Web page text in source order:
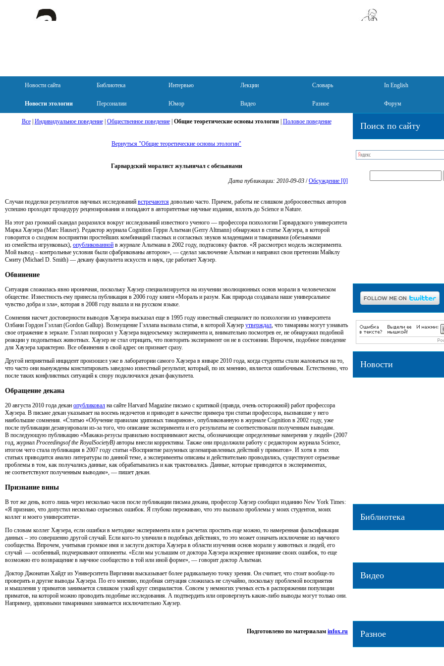
Новости сайта Библиотека Интервью Лекции Словарь In English
Новости этологии Персоналии Юмор Видео Разное Форум
Поиск по сайту
Новости
Библиотека
Видео
Разное
Все| Индивидуальное поведение| Общественное поведение| Общие теоретические основы этологии| Половое поведение
Вернуться "Общие теоретические основы этологии"
Гарвардский моралист жульничал с обезьянами
Дата публикации: 2010-09-03 /Обсуждение [0]
Случаи подделки результатов научных исследований встречаются довольно часто. Причем, работы не слишком добросовестных авторов
успешно проходят процедуру рецензирования и попадают в авторитетные научные издания, вплоть до Science и Nature.
На этот раз громкий скандал разразился вокруг исследований известного ученого — профессора психологии Гарвардского университета
Марка Хаузера (Marc Hauser). Редактор журнала Cognition Герри Альтман (Gerry Altmann) обнаружил в статье Хаузера, в которой
говорится о сходном восприятии простейших комбинаций гласных и согласных звуков младенцами и тамаринами (обезьянами
из семейства игрунковых), опубликованной в журнале Альтмана в 2002 году, подтасовку фактов. «Я рассмотрел модель эксперимента.
Мой вывод – контрольные условия были сфабрикованы автором», — сделал заключение Альтман и направил свои претензии Mайклу
Cмиту (Michael D. Smith) — декану факультета искусств и наук, где работает Хаузер.
Обвинение
Ситуация сложилась явно ироничная, поскольку Хаузер специализируется на изучении эволюционных основ морали в человеческом
обществе. Известность ему принесла публикация в 2006 году книги «Мораль и разум. Как природа создавала наше универсальное
чувство добра и зла», которая в 2008 году вышла и на русском языке.
Сомнения насчет достоверности выводов Хаузера высказал еще в 1995 году известный специалист по психологии из университета
Олбани Гордон Гэллап (Gordon Gallup). Возмущение Гэллапа вызвала статья, в которой Хаузер утверждал, что тамарины могут узнавать
свое отражение в зеркале. Гэллап попросил у Хаузера видеосъемку эксперимента и, внимательно посмотрев ее, не обнаружил подобной
реакции у подопытных животных. Хаузер не стал отрицать, что повторить эксперимент он не в состоянии. Впрочем, подобное поведение
для Хаузера характерно. Все обвинения в свой адрес он признает сразу.
Другой неприятный инцидент произошел уже в лаборатории самого Хаузера в январе 2010 года, когда студенты стали жаловаться на то,
что часто они вынуждены констатировать заведомо известный результат, который, по их мнению, является ошибочным. Естественно, что
после таких конфликтных ситуаций к спору подключился декан факультета.
Обращение декана
20 августа 2010 года декан опубликовал на сайте Harvard Magazine письмо с критикой (правда, очень осторожной) работ профессора
Хаузера. В письме декан указывает на восемь недочетов и приводит в качестве примера три статьи профессора, вызвавшие у него
наибольшие сомнения. «Статью «Обучение правилам эдиповых тамаринов», опубликованную в журнале Cognition в 2002 году, уже
после публикации дезавуировали из-за того, что описание эксперимента и его результаты не соответствовали полученным выводам.
В последующую публикацию «Макаки-резусы правильно воспринимают жесты, обозначающие определенные намерения у людей» (2007
год, журнал Proceedingsof the RoyalSocietyB) авторы внесли коррективы. Также они продолжили работу с редактором журнала Science,
итогом чего стала публикация в 2007 году статьи «Восприятие разумных целенаправленных действий у приматов». И хотя в этих
статьях приводится анализ литературы по данной теме, а эксперименты описаны и действительно проводились, существуют серьезные
проблемы в том, как получались данные, как обрабатывались и как трактовались. Данные, которые приводятся в экспериментах,
не соответствуют полученным выводам», — пишет декан.
Признание вины
В тот же день, всего лишь через несколько часов после публикации письма декана, профессор Хаузер сообщил изданию New York Times:
«Я признаю, что допустил несколько серьезных ошибок. Я глубоко переживаю, что это вызвало проблемы у моих студентов, моих
коллег и моего университета».
По словам коллег Хаузера, если ошибки в методике эксперимента или в расчетах простить еще можно, то намеренная фальсификация
данных – это совершенно другой случай. Если кого-то уличили в подобных действиях, то это может означать исключение из научного
сообщества. Впрочем, учитывая громкое имя и заслуги доктора Хаузера в области изучения основ морали у животных и людей, его
случай — особенный, подчеркивают оппоненты. «Если мы услышим от доктора Хаузера искреннее признание своих ошибок, то еще
возможно его возвращение в научное сообщество в той или иной форме», — говорит доктор Альтман.
Доктор Джонатан Хайдт из Университета Виргинии высказывает более радикальную точку зрения. Он считает, что стоит вообще-то
проверить и другие выводы Хаузера. По его мнению, подобная ситуация сложилась не случайно, поскольку проблемой восприятия
и мышления у приматов занимается слишком узкий круг специалистов. Совсем у немногих ученых есть в распоряжении популяции
приматов, на которой можно проводить подобные исследования. А подтвердить или опровергнуть какие-либо выводы могут только они.
Например, эдиповыми тамаринами занимается исключительно Хаузер.
Подготовлено по материалам infox.ru